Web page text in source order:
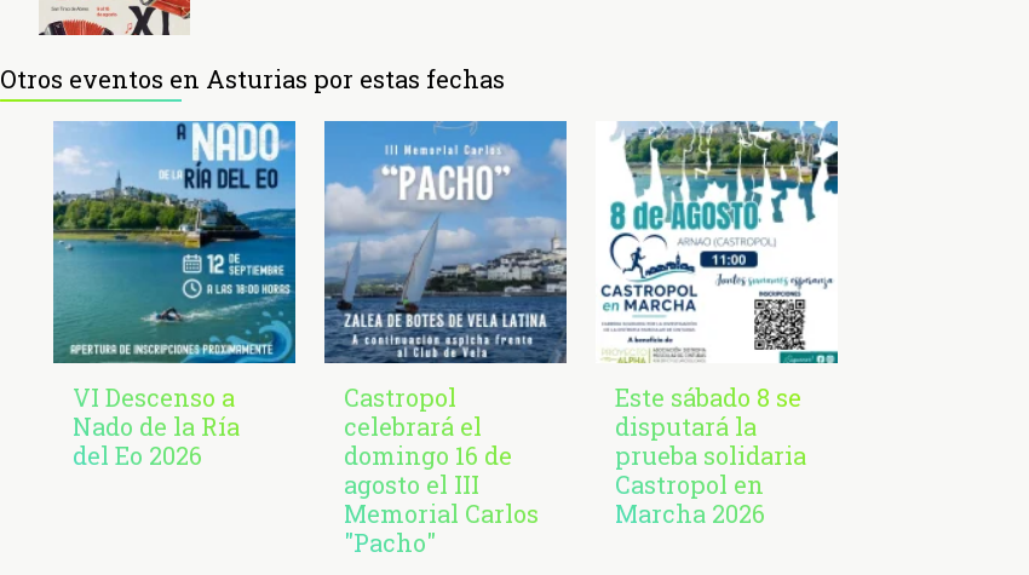
Otros eventos en Asturias por estas fechas
VI Descenso a
Nado de la Ría
del Eo 2026
Castropol
celebrará el
domingo 16 de
agosto el III
Memorial Carlos
"Pacho"
Este sábado 8 se
disputará la
prueba solidaria
Castropol en
Marcha 2026